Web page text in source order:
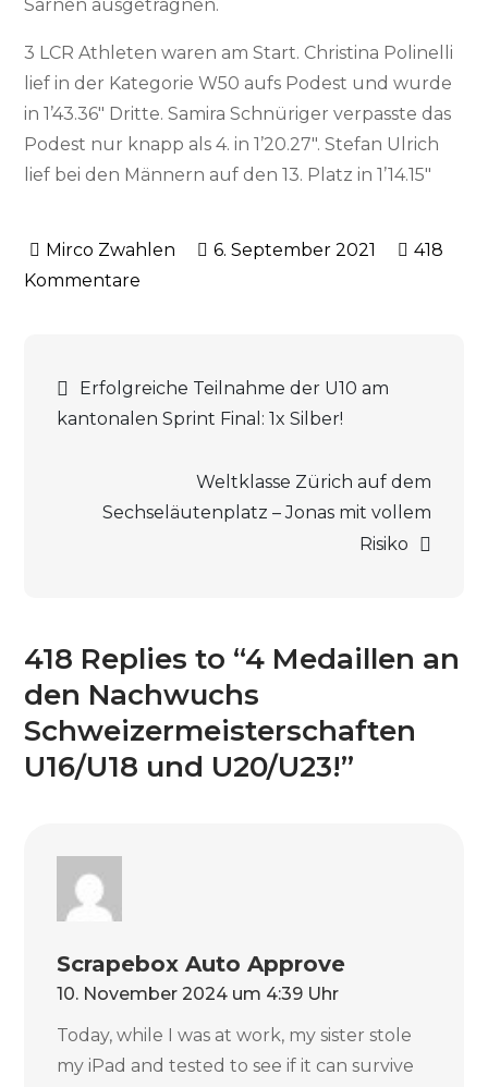
Sarnen ausgetragnen.
3 LCR Athleten waren am Start. Christina Polinelli
lief in der Kategorie W50 aufs Podest und wurde
in 1’43.36″ Dritte. Samira Schnüriger verpasste das
Podest nur knapp als 4. in 1’20.27″. Stefan Ulrich
lief bei den Männern auf den 13. Platz in 1’14.15″
6. September 2021
418
Kommentare
den
Nachwuchs
U16/U18
und
Beitrags-
Navigation
Erfolgreiche Teilnahme der U10 am
kantonalen Sprint Final: 1x Silber!
Weltklasse Zürich auf dem
Sechseläutenplatz – Jonas mit vollem
Risiko
418 Replies to “4 Medaillen an
den Nachwuchs
Schweizermeisterschaften
U16/U18 und U20/U23!”
Scrapebox Auto Approve
10. November 2024 um 4:39 Uhr
Today, while I was at work, my sister stole
my iPad and tested to see if it can survive